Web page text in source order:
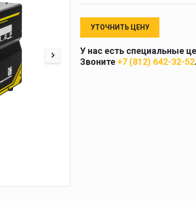
масок
Спецодежда
УТОЧНИТЬ ЦЕНУ
У нас есть специальные
Звоните +7 (812) 642-32-52.